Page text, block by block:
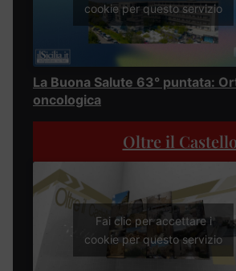
cookie per questo servizio
La Buona Salute 63° puntata:
oncologica
Oltre il
Fai clic per accettare i
cookie per questo servizio